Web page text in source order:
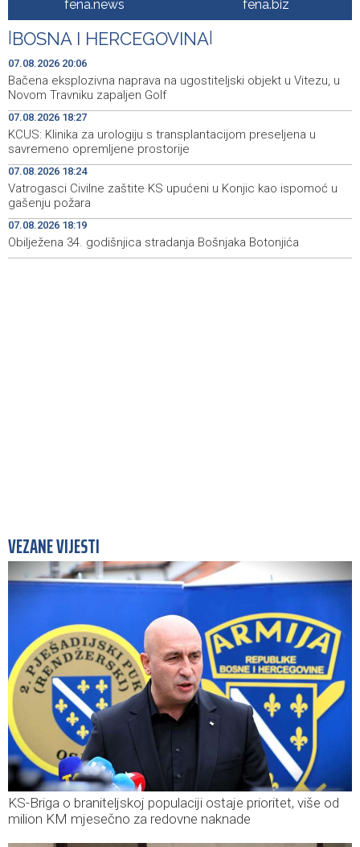
Galerija ULUPUBiH otvara novu izlagačku sezonu,
predstavlja novi izlagački program
19:44 Faris Dževahirić novi nogometaš Veleža
19:21 Announcement of events for Saturday, 8 August 2026
19:10
Rudari Milanovića ubijedili da ode kući, Memčić se već
ponovo vratio u jamu 'Raspotočje'
19:03
Sarajevo Film Festival presents Kinoscope and
Kinoscope Surreal programs
19:00 Najave događaja za 8. 8. 2026. godine (subota)
fena.news fena.biz
BOSNA I HERCEGOVINA
07.08.2026 20:06
Bačena eksplozivna naprava na ugostiteljski objekt u Vitezu, u
Novom Travniku zapaljen Golf
07.08.2026 18:27
KCUS: Klinika za urologiju s transplantacijom preseljena u
savremeno opremljene prostorije
07.08.2026 18:24
Vatrogasci Civilne zaštite KS upućeni u Konjic kao ispomoć u
gašenju požara
07.08.2026 18:19
Obilježena 34. godišnjica stradanja Bošnjaka Botonjića
VEZANE VIJESTI
KS-Briga o braniteljskoj populaciji ostaje prioritet, više od
milion KM mjesečno za redovne naknade